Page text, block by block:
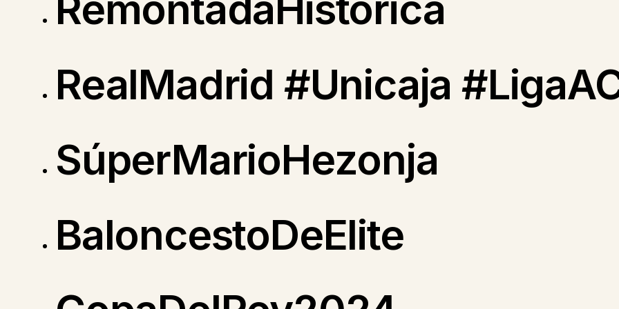
RealMadrid #Unicaja
SúperMarioHezonja
BaloncestoDeElite